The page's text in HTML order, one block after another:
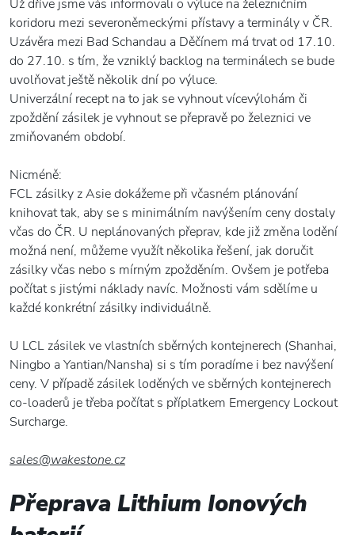
Už dříve jsme vás informovali o výluce na železničním
koridoru mezi severoněmeckými přístavy a terminály v ČR.
Uzávěra mezi Bad Schandau a Děčínem má trvat od 17.10.
do 27.10. s tím, že vzniklý backlog na terminálech se bude
uvolňovat ještě několik dní po výluce.
Univerzální recept na to jak se vyhnout vícevýlohám či
zpoždění zásilek je vyhnout se přepravě po železnici ve
zmiňovaném období.
Nicméně:
FCL zásilky z Asie dokážeme při včasném plánování
knihovat tak, aby se s minimálním navýšením ceny dostaly
včas do ČR. U neplánovaných přeprav, kde již změna lodění
možná není, můžeme využít několika řešení, jak doručit
zásilky včas nebo s mírným zpožděním. Ovšem je potřeba
počítat s jistými náklady navíc. Možnosti vám sdělíme u
každé konkrétní zásilky individuálně.
U LCL zásilek ve vlastních sběrných kontejnerech (Shanhai,
Ningbo a Yantian/Nansha) si s tím poradíme i bez navýšení
ceny. V případě zásilek loděných ve sběrných kontejnerech
co-loaderů je třeba počítat s příplatkem Emergency Lockout
Surcharge.
sales@wakestone.cz
Přeprava Lithium Ionových